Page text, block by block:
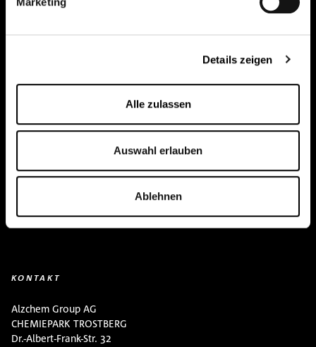
Details zeigen
Alle zulassen
Auswahl erlauben
Ablehnen
Events
KONTAKT
Alzchem Group AG
CHEMIEPARK TROSTBERG
Dr.-Albert-Frank-Str. 32